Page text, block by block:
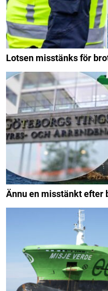
Lotsen misstänks för
Ännu en misstänkt efter